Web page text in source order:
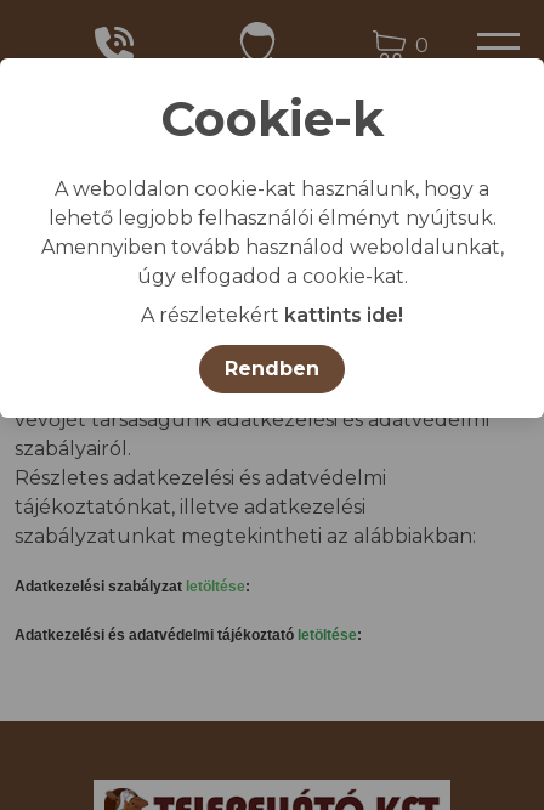
0
Kezdőlap
Adatvédelmi tájékoztató
Adatvédelmi tájékoztató
Amelyben tájékoztatjuk Önt, mint honlapunk
látogatóját, valamint szolgáltatásaink igénybe
vevőjét társaságunk adatkezelési és adatvédelmi
szabályairól.
Részletes adatkezelési és adatvédelmi
tájékoztatónkat, illetve adatkezelési
szabályzatunkat megtekintheti az alábbiakban:
Adatkezelési szabályzat letöltése:
Adatkezelési és adatvédelmi tájékoztató letöltése:
Cookie-k
A weboldalon cookie-kat használunk, hogy a
lehető legjobb felhasználói élményt nyújtsuk.
Amennyiben tovább használod weboldalunkat,
úgy elfogadod a cookie-kat.
A részletekért kattints ide!
Rendben